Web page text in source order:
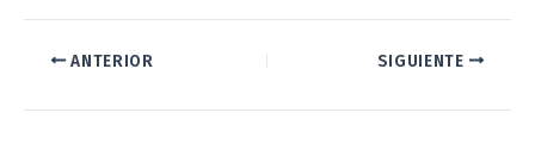
ANTERIOR SIGUIENTE